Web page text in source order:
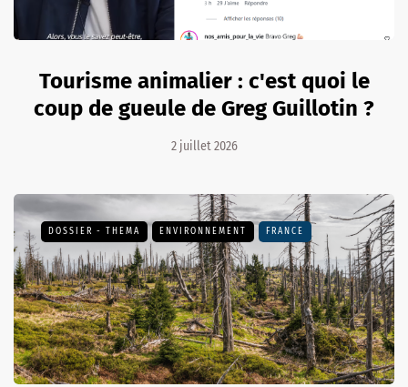
Tourisme animalier : c'est quoi le
coup de gueule de Greg Guillotin ?
2 juillet 2026
DOSSIER - THEMA ENVIRONNEMENT FRANCE